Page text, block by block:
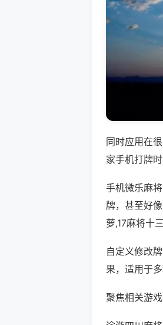
同时应用在
家手机打牌
手机微乐麻
牌，甚至好
萝,17麻将十
自定义修改
果，适用于
聚焦相关游